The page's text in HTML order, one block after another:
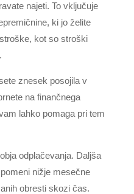
najeti. To vključuje
ki jo želite
kot so stroški
znesek posojila v
na finančnega
lahko pomaga pri tem
odplačevanja. Daljša
nižje mesečne
obresti skozi čas.